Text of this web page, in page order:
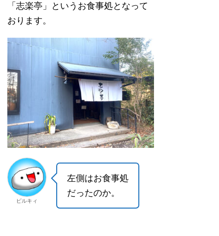
「志楽亭」というお食事処となって
おります。
ピルキィ
左側はお食事処
だったのか。